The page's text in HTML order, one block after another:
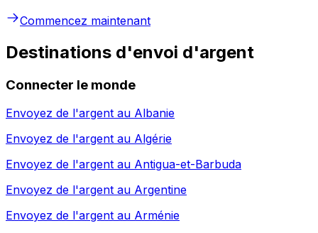
Commencez maintenant
Destinations d'envoi d'argent
Connecter le monde
Envoyez de l'argent au Albanie
Envoyez de l'argent au Algérie
Envoyez de l'argent au Antigua-et-Barbuda
Envoyez de l'argent au Argentine
Envoyez de l'argent au Arménie